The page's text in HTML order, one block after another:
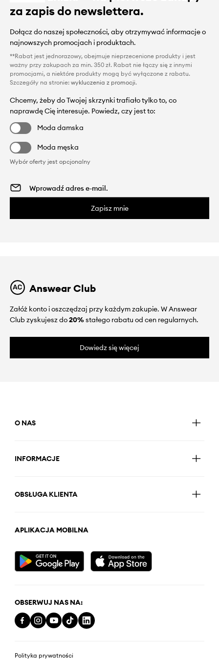
za zapis do newslettera.
Dołącz do naszej społeczności, aby otrzymywać informacje o
najnowszych promocjach i produktach.
**Rabat jest jednorazowy, obejmuje nieprzecenione produkty i jest
ważny przy zakupach za min. 350 zł. Rabat nie łączy się z innymi
promocjami, a niektóre produkty mogą być wyłączone z rabatu.
Szczegóły na stronie: wykluczenia z promocji.
Chcemy, żeby do Twojej skrzynki trafiało tylko to, co
naprawdę Cię interesuje. Powiedz, czy jest to:
Moda damska
Moda męska
Wybór oferty jest opcjonalny
Zapisz mnie
Answear Club
Załóż konto i oszczędzaj przy każdym zakupie. W Answear
Club zyskujesz do20%stałego rabatu od cen regularnych.
Dowiedz się więcej
O NAS
INFORMACJE
OBSŁUGA KLIENTA
APLIKACJA MOBILNA
OBSERWUJ NAS NA:
Polityka prywatności